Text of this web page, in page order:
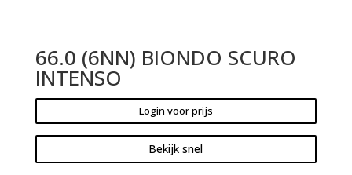
66.0 (6NN) BIONDO SCURO
INTENSO
Login voor prijs
Bekijk snel